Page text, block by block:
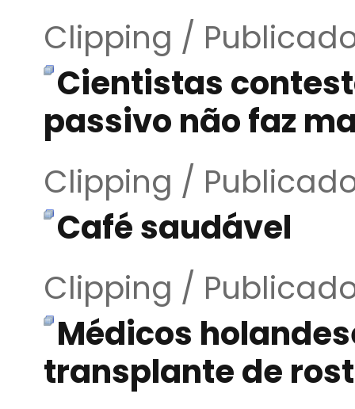
Clipping /
Cientistas
passivo não faz
Clipping /
Café saudável
Clipping /
Médicos
transplante de